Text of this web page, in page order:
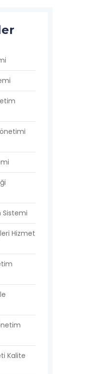
Sistemi
Hizmet
Kalite